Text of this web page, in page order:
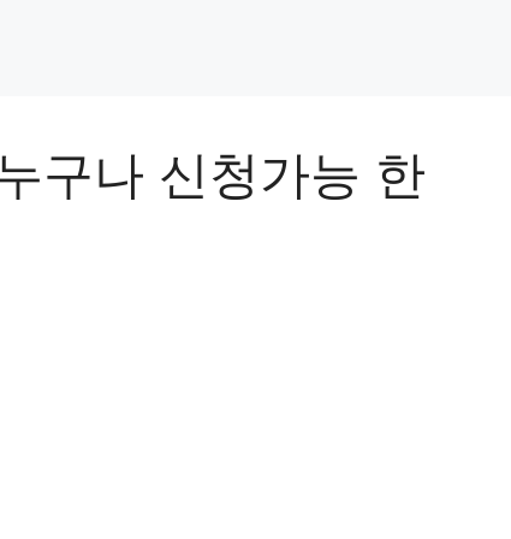
구나 신청가능 한